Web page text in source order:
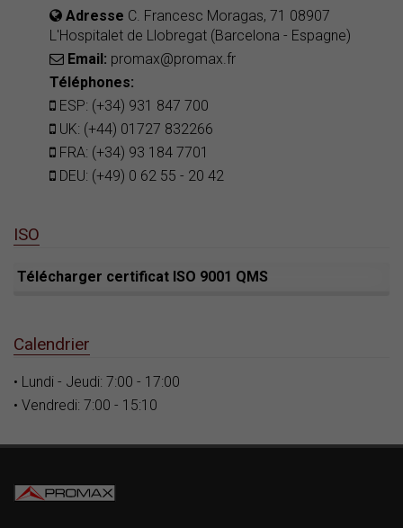
Adresse C. Francesc Moragas, 71 08907
L'Hospitalet de Llobregat (Barcelona - Espagne)
Email: promax@promax.fr
Téléphones:
ESP: (+34) 931 847 700
UK: (+44) 01727 832266
FRA: (+34) 93 184 7701
DEU: (+49) 0 62 55 - 20 42
ISO
Télécharger certificat ISO 9001 QMS
Calendrier
• Lundi - Jeudi: 7:00 - 17:00
• Vendredi: 7:00 - 15:10